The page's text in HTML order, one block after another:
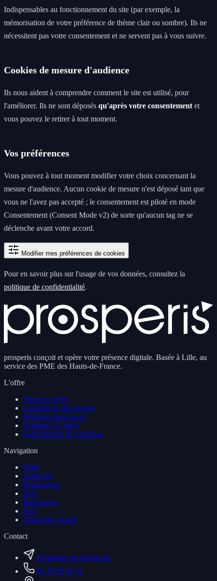
Indispensables au fonctionnement du site (par exemple, la
mémorisation de votre préférence de thème clair ou sombre). Ils ne
nécessitent pas votre consentement et ne servent pas à vous suivre.
Cookies de mesure d'audience
Ils nous aident à comprendre comment le site est utilisé, pour
l'améliorer. Ils ne sont déposés qu'après votre consentement et
vous pouvez le retirer à tout moment.
Vos préférences
Vous pouvez à tout moment modifier votre choix concernant la
mesure d'audience. Aucun cookie de mesure n'est déposé tant que
vous ne l'avez pas accepté ; le consentement est piloté en mode
Consentement (Consent Mode v2) de sorte qu'aucun tag ne se
déclenche avant votre accord.
Modifier mes préférences de cookies
Pour en savoir plus sur l'usage de vos données, consultez la
politique de confidentialité.
prosperis conçoit et opère votre présence digitale. Basée à Lille, au
service des PME des Hauts-de-France.
L'offre
Présence gérée
Création de site internet
Référencement local
Systèmes IA gérés
Gouvernance & confiance
Navigation
Offre
Approche
Réalisations
Avis
Ressources
FAQ
Diagnostic gratuit
Contact
Demander un diagnostic
03 20 98 98 31